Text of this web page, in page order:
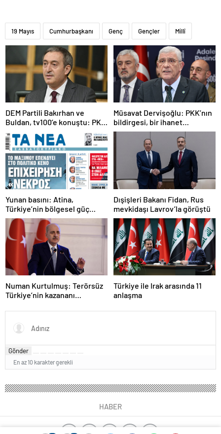
19 Mayıs Cumhurbaşkanı Genç Gençler Millî
DEM Partili Bakırhan ve
Buldan, tv100’e konuştu: PKK
ne zaman kendini feshedecek
Müsavat Dervişoğlu: PKK’nın
bildirgesi, bir ihanet
açıklamasıdır
Yunan basını: Atina,
Türkiye’nin bölgesel güç
olmasını durduramadı
Dışişleri Bakanı Fidan, Rus
mevkidaşı Lavrov’la görüştü
Numan Kurtulmuş: Terörsüz
Türkiye’nin kazananı
Türkiye ile Irak arasında 11
anlaşma
Gönder
En az 10 karakter gerekli
HABER